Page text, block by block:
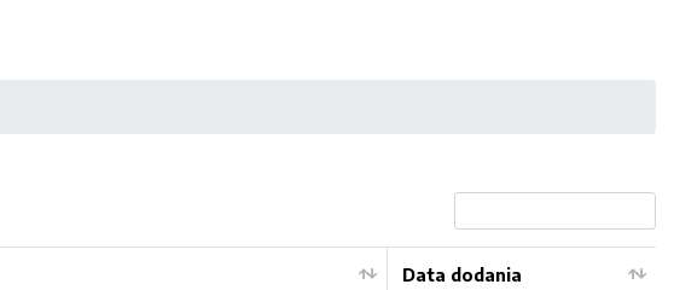
Data dodania